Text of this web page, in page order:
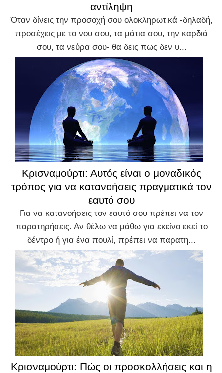
αντίληψη
Όταν δίνεις την προσοχή σου ολοκληρωτικά -δηλαδή,
προσέχεις με το νου σου, τα μάτια σου, την καρδιά
σου, τα νεύρα σου- θα δεις πως δεν υ...
Κρισναμούρτι: Αυτός είναι ο μοναδικός
τρόπος για να κατανοήσεις πραγματικά τον
εαυτό σου
Για να κατανοήσεις τον εαυτό σου πρέπει να τον
παρατηρήσεις. Αν θέλω να μάθω για εκείνο εκεί το
δέντρο ή για ένα πουλί, πρέπει να παρατη...
Κρισναμούρτι: Πώς οι προσκολλήσεις και η